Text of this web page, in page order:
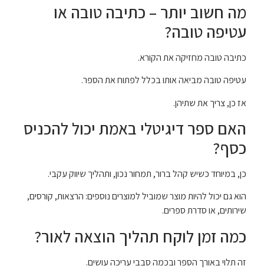
מה חשוב יותר – כתיבה טובה או
עטיפה טובה?
כתיבה טובה מחזיקה את הקורא.
עטיפה טובה מביאה אותו בכלל לפתוח את הספר.
אז כן, צריך את שתיהן.
האם ספר דיגיטלי באמת יכול להכניס
כסף?
כן, במיוחד כשיש קהל ברור, תמחור נכון, ותהליך שיווק עקבי.
הוא גם יכול להיות מוצר שמוביל למוצרים נוספים: הרצאות, קורסים,
שירותים, או סדרת ספרים.
כמה זמן לוקח תהליך הוצאה לאור?
זה תלוי באורך הספר ובכמה סבבי עריכה עושים.